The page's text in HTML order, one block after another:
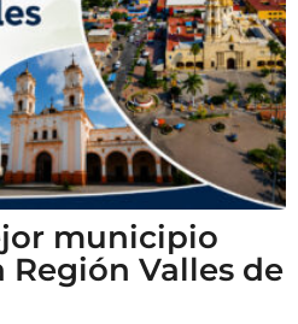
municipio
Región Valles de